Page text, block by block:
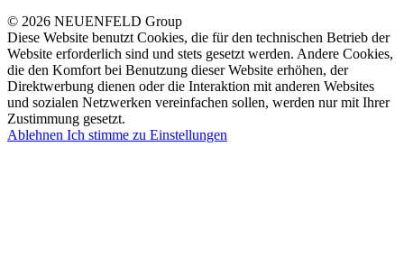
© 2026 NEUENFELD Group
Diese Website benutzt Cookies, die für den technischen Betrieb der
Website erforderlich sind und stets gesetzt werden. Andere Cookies,
die den Komfort bei Benutzung dieser Website erhöhen, der
Direktwerbung dienen oder die Interaktion mit anderen Websites
und sozialen Netzwerken vereinfachen sollen, werden nur mit Ihrer
Zustimmung gesetzt.
Ablehnen Ich stimme zu Einstellungen